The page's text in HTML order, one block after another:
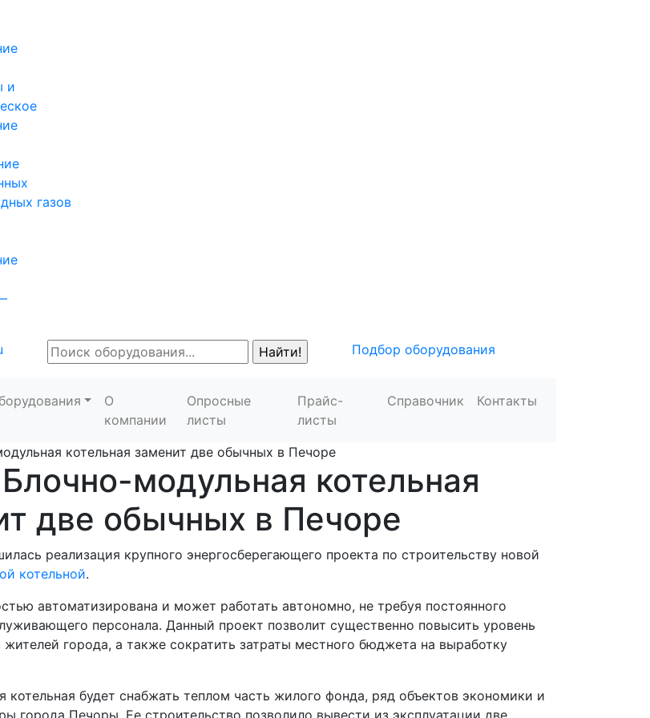
и
газов
Подбор оборудования
О
компании
Опросные
листы
Прайс-
листы
Справочник Контакты
котельная заменит две обычных в Печоре
модульная котельная
две обычных в Печоре
реализация крупного энергосберегающего проекта по строительству новой
котельной.
автоматизирована и может работать автономно, не требуя постоянного
персонала. Данный проект позволит существенно повысить уровень
жителей города, а также сократить затраты местного бюджета на выработку
котельная будет снабжать теплом часть жилого фонда, ряд объектов экономики и
города Печоры. Ее строительство позволило вывести из эксплуатации две